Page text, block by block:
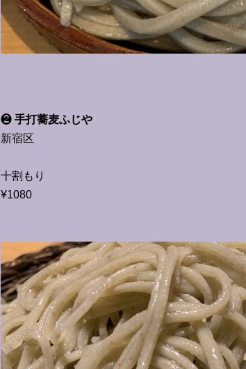
❷手打蕎麦ふじや
新宿区
十割もり
¥1080